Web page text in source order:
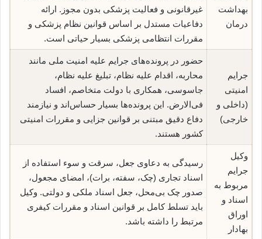
بهداشت
درمان
غیرقانونی و فعالیت پزشکی بدون مجوز. ارائه
دفاعیات مستدل بر اساس قوانین نظام پزشکی و
مقررات انتظامی پزشکی بسیار حیاتی است.
جرایم
امنیتی
(داخلی و
خارجی)
حضور در پرونده‌های جرایم علیه امنیت ملی مانند
محاربه، اقدام علیه نظام، تبلیغ علیه نظام،
جاسوسی، همکاری با دولت متخاصم، افساد
فی‌الارض. این پرونده‌ها بسیار حساس‌اند و نیازمند
دفاع دقیق مبتنی بر قوانین جزایی و مقررات امنیتی
کشور هستند.
وکیل
جرایم
مربوط به
اسناد و
اوراق
بهادار
رسیدگی به دعاوی جعل، سرقت و سوء استفاده از
اسناد تجاری (چک، سفته، برات)، امضای مجعول،
صدور چک بی‌محل، جعل اسناد ملکی و دولتی. وکیل
باید تسلط کامل بر قوانین اسناد و مقررات کیفری
مرتبط را داشته باشد.